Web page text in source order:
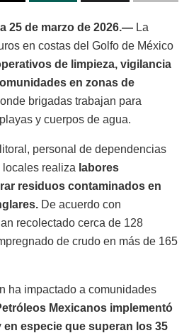
25 de marzo de 2026.— La
en costas del Golfo de México
de limpieza, vigilancia
en zonas de
brigadas trabajan para
y cuerpos de agua.
personal de dependencias
realiza labores
residuos contaminados en
De acuerdo con
recolectado cerca de 128
de crudo en más de 165
ha impactado a comunidades
Mexicanos implementó
especie que superan los 35